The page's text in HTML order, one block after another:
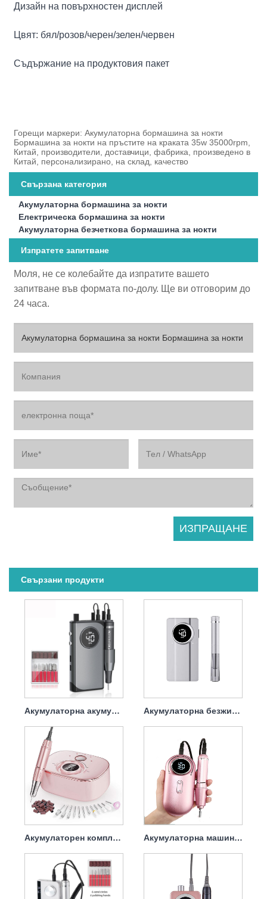
Дизайн на повърхностен дисплей
Цвят: бял/розов/черен/зелен/червен
Съдържание на продуктовия пакет
Горещи маркери: Акумулаторна бормашина за нокти
Бормашина за нокти на пръстите на краката 35w 35000rpm,
Китай, производители, доставчици, фабрика, произведено в
Китай, персонализирано, на склад, качество
Свързана категория
Акумулаторна бормашина за нокти
Електрическа бормашина за нокти
Акумулаторна безчеткова бормашина за нокти
Изпратете запитване
Моля, не се колебайте да изпратите вашето
запитване във формата по-долу. Ще ви отговорим до
24 часа.
Свързани продукти
Акумулаторна акумулаторна бормашина за нокти Professional 45w 40000rpm Акумулаторна безжична бормашина за нокти Мощна 45w 40000rpm